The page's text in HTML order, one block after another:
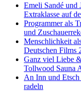
Emeli Sandé und
Extraklasse auf
Programmer als
und
Menschlichkeit
Deutschen Films
Ganz viel Liebe
Tollwood Sauna
An Inn und Etsch
radeln